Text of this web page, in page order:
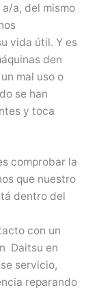
a, del mismo
vida útil. Y es
den
mal uso o
se han
y toca
comprobar la
que nuestro
dentro del
con un
Daitsu en
servicio,
reparando